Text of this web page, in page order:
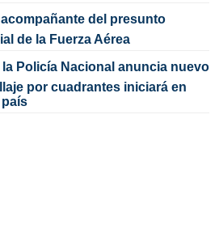
del presunto
de la Fuerza Aérea
la Policía Nacional anuncia nuevo
por cuadrantes iniciará en